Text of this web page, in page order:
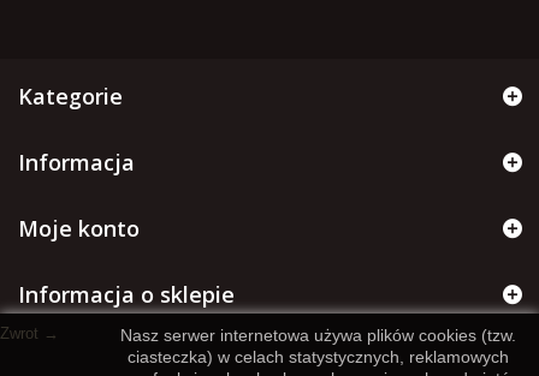
Kategorie
Informacja
Moje konto
Informacja o sklepie
Nasz serwer internetowa używa plików cookies (tzw.
ciasteczka) w celach statystycznych, reklamowych
Zwrot →